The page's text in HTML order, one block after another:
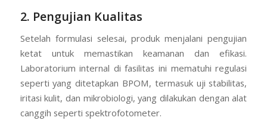
2. Pengujian Kualitas
Setelah formulasi selesai, produk menjalani pengujian
ketat untuk memastikan keamanan dan efikasi.
Laboratorium internal di fasilitas ini mematuhi regulasi
seperti yang ditetapkan BPOM, termasuk uji stabilitas,
iritasi kulit, dan mikrobiologi, yang dilakukan dengan alat
canggih seperti spektrofotometer.